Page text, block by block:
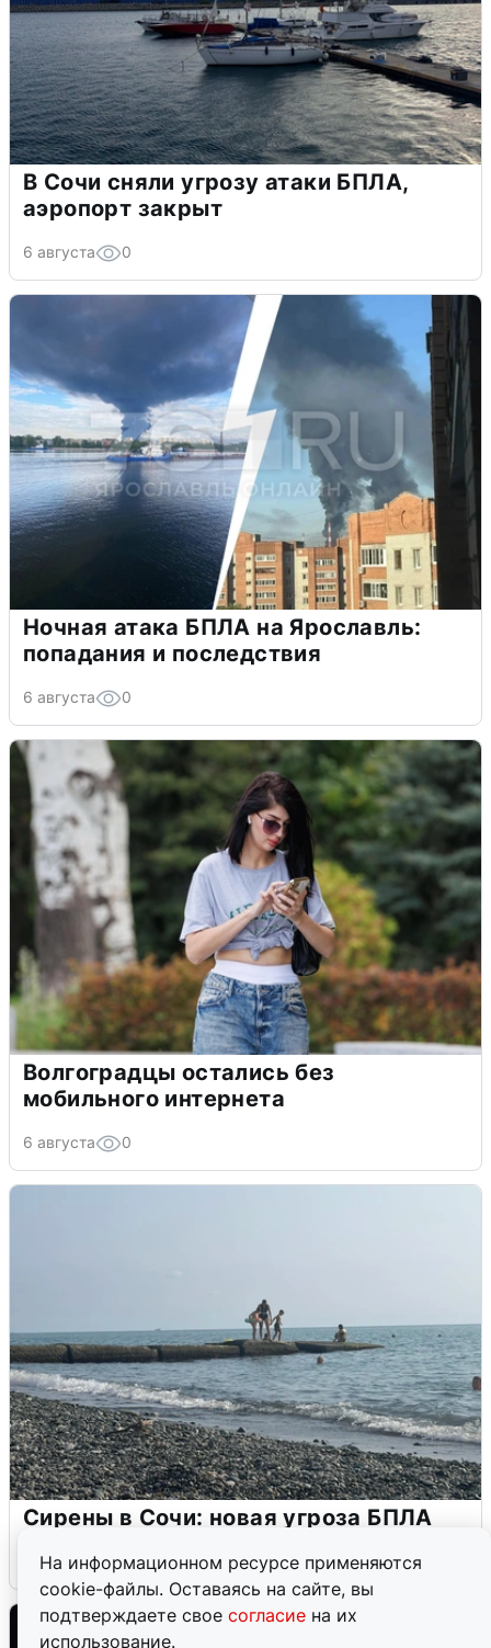
На информационном ресурсе применяются
cookie-файлы. Оставаясь на сайте, вы
подтверждаете свое согласие на их
использование.
В Сочи сняли угрозу атаки БПЛА,
аэропорт закрыт
6 августа 0
Ночная атака БПЛА на Ярославль:
попадания и последствия
6 августа 0
Волгоградцы остались без
мобильного интернета
6 августа 0
Сирены в Сочи: новая угроза БПЛА
6 августа 0